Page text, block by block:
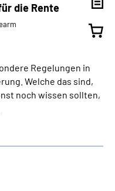
die Rente
Regelungen in
Welche das sind,
noch wissen sollten,